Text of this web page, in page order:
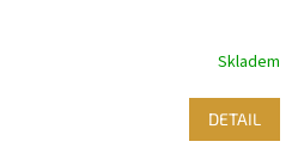
Skladem
DETAIL